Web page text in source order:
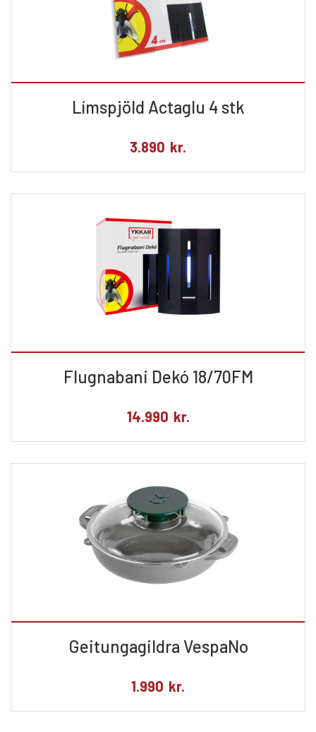
Límspjöld Actaglu 4 stk
3.890 kr.
Flugnabani Dekó 18/70FM
14.990 kr.
Geitungagildra VespaNo
1.990 kr.